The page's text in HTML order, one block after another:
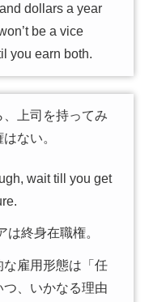
dollars a year
be a vice
you earn both.
上司を持ってみ
ない。
wait till you get
終身在職権。
雇用形態は「任
、いかなる理由